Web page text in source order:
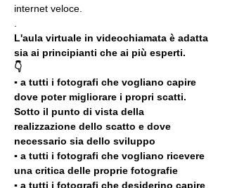
internet veloce.
L'aula virtuale in videochiamata è adatta
sia ai principianti che ai più esperti.
👇
▪️ a tutti i fotografi che vogliano capire
dove poter migliorare i propri scatti.
Sotto il punto di vista della
realizzazione dello scatto e dove
necessario sia dello sviluppo
▪️ a tutti i fotografi che vogliano ricevere
una critica delle proprie fotografie
▪️ a tutti i fotografi che desiderino capire